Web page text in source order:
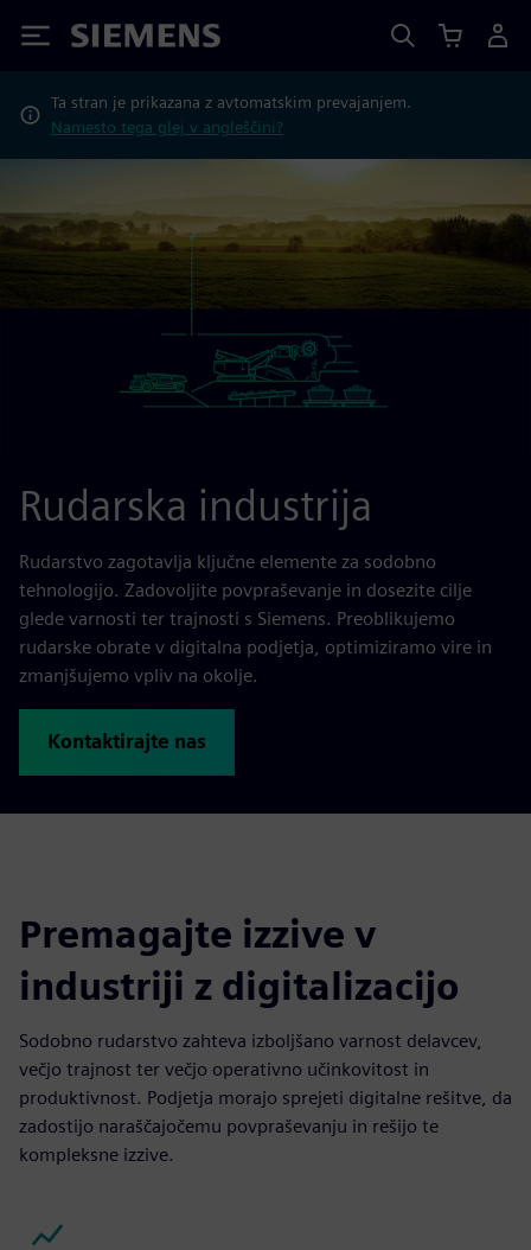
Siemens
Ta stran je prikazana z avtomatskim prevajanjem.
Namesto tega glej v angleščini?
Rudarska industrija
Rudarstvo zagotavlja ključne elemente za sodobno
tehnologijo. Zadovoljite povpraševanje in dosezite cilje
glede varnosti ter trajnosti s Siemens. Preoblikujemo
rudarske obrate v digitalna podjetja, optimiziramo vire in
zmanjšujemo vpliv na okolje.
Kontaktirajte nas
Premagajte izzive v
industriji z digitalizacijo
Sodobno rudarstvo zahteva izboljšano varnost delavcev,
večjo trajnost ter večjo operativno učinkovitost in
produktivnost. Podjetja morajo sprejeti digitalne rešitve, da
zadostijo naraščajočemu povpraševanju in rešijo te
kompleksne izzive.